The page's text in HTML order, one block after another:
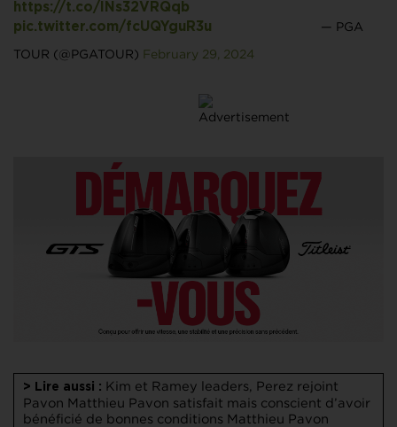
https://t.co/INs32VRQqb
pic.twitter.com/fcUQYguR3u
— PGA
TOUR (@PGATOUR) February 29, 2024
> Lire aussi : Kim et Ramey leaders, Perez rejoint
Pavon Matthieu Pavon satisfait mais conscient d’avoir
bénéficié de bonnes conditions Matthieu Pavon